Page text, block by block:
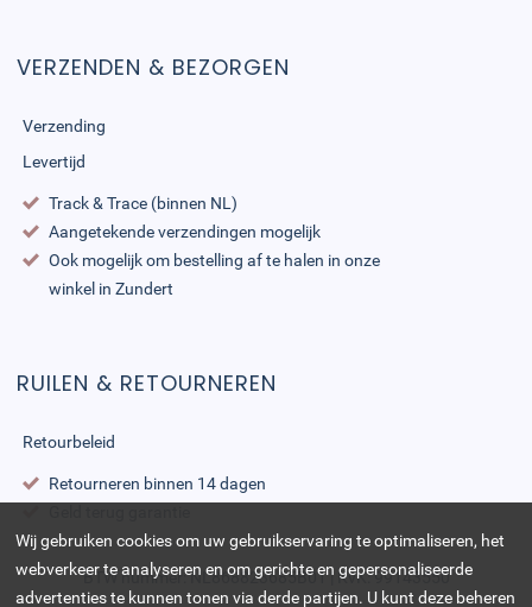
VERZENDEN & BEZORGEN
Verzending
Levertijd
Track & Trace (binnen NL)
Aangetekende verzendingen mogelijk
Ook mogelijk om bestelling af te halen in onze
winkel in Zundert
RUILEN & RETOURNEREN
Retourbeleid
Retourneren binnen 14 dagen
BTW nummer: NL868823685B01 | KvK: 99143550
Wij gebruiken cookies om uw gebruikservaring te optimaliseren, het
webverkeer te analyseren en om gerichte en gepersonaliseerde
advertenties te kunnen tonen via derde partijen. U kunt deze beheren